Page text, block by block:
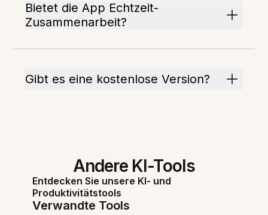
Bietet die App Echtzeit-
Zusammenarbeit?
Gibt es eine kostenlose Version?
Andere KI-Tools
Entdecken Sie unsere KI- und
Produktivitätstools
Verwandte Tools